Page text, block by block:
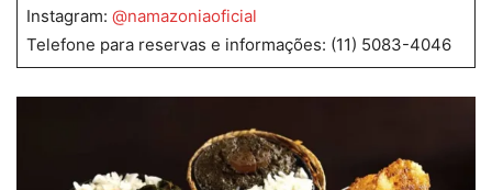
Instagram: @namazoniaoficial
Telefone para reservas e informações: (11) 5083-4046